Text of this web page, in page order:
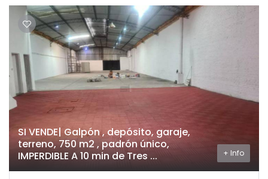
SI VENDE| Galpón , depósito, garaje,
terreno, 750 m2 , padrón único,
IMPERDIBLE A 10 min de Tres ...
+ Info